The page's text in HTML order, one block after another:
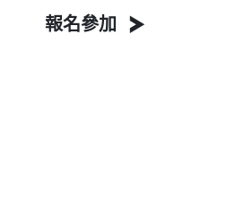
報名參加